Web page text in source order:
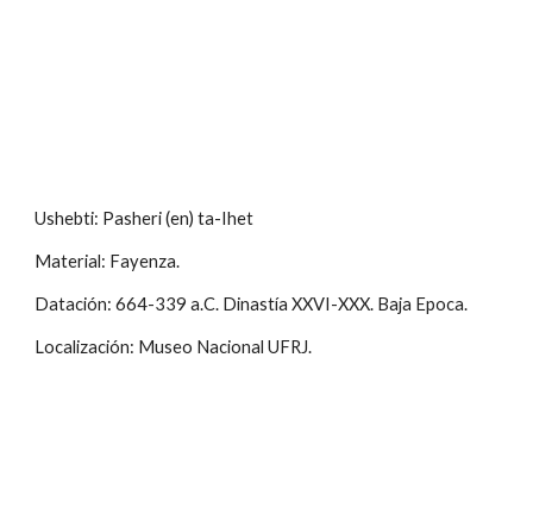
Ushebti: Pasheri (en) ta-Ihet
Material: Fayenza.
Datación: 664-339 a.C. Dinastía XXVI-XXX. Baja Epoca.
Localización: Museo Nacional UFRJ.